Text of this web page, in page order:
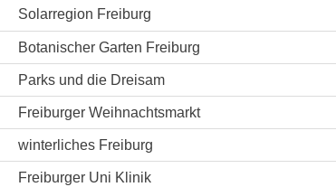
Solarregion Freiburg
Botanischer Garten Freiburg
Parks und die Dreisam
Freiburger Weihnachtsmarkt
winterliches Freiburg
Freiburger Uni Klinik